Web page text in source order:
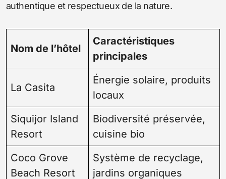
authentique et respectueux de la nature.
Nom de l’hôtel
Caractéristiques
principales
La Casita
Énergie solaire, produits
locaux
Siquijor Island
Resort
Biodiversité préservée,
cuisine bio
Coco Grove
Beach Resort
Système de recyclage,
jardins organiques